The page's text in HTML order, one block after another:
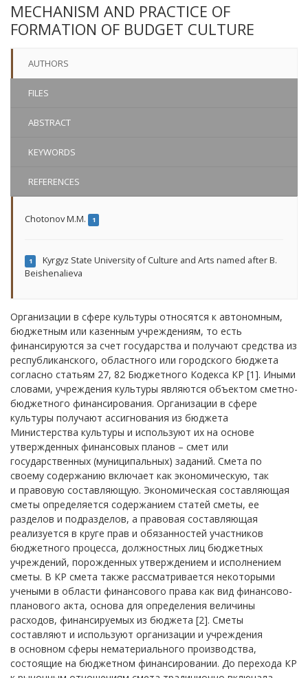
MECHANISM AND PRACTICE OF
FORMATION OF BUDGET CULTURE
AUTHORS
FILES
ABSTRACT
KEYWORDS
REFERENCES
Chotonov M.М. 1
1
Kyrgyz State University of Culture and Arts named after B.
Beishenalieva
Организации в сфере культуры относятся к автономным,
бюджетным или казенным учреждениям, то есть
финансируются за счет государства и получают средства из
республиканского, областного или городского бюджета
согласно статьям 27, 82 Бюджетного Кодекса КР [1]. Иными
словами, учреждения культуры являются объектом сметно-
бюджетного финансирования. Организации в сфере
культуры получают ассигнования из бюджета
Министерства культуры и используют их на основе
утвержденных финансовых планов – смет или
государственных (муниципальных) заданий. Смета по
своему содержанию включает как экономическую, так
и правовую составляющую. Экономическая составляющая
сметы определяется содержанием статей сметы, ее
разделов и подразделов, а правовая составляющая
реализуется в круге прав и обязанностей участников
бюджетного процесса, должностных лиц бюджетных
учреждений, порожденных утверждением и исполнением
сметы. В КР смета также рассматривается некоторыми
учеными в области финансового права как вид финансово-
планового акта, основа для определения величины
расходов, финансируемых из бюджета [2]. Сметы
составляют и используют организации и учреждения
в основном сферы нематериального производства,
состоящие на бюджетном финансировании. До перехода КР